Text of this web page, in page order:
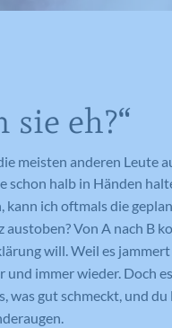
sie eh?“
meisten anderen Leute
schon halb in Händen
kann ich oftmals die
austoben? Von A nach B
will. Weil es
und immer wieder. Doch
was gut schmeckt, und
Anbieter
Laufzeit 1
Zweck
zu
Name
Anbieter
1
Zweck
Wird
um
geteilt.
Name
Anbieter
Laufzeit 6
Zweck
Wird
Cookie-